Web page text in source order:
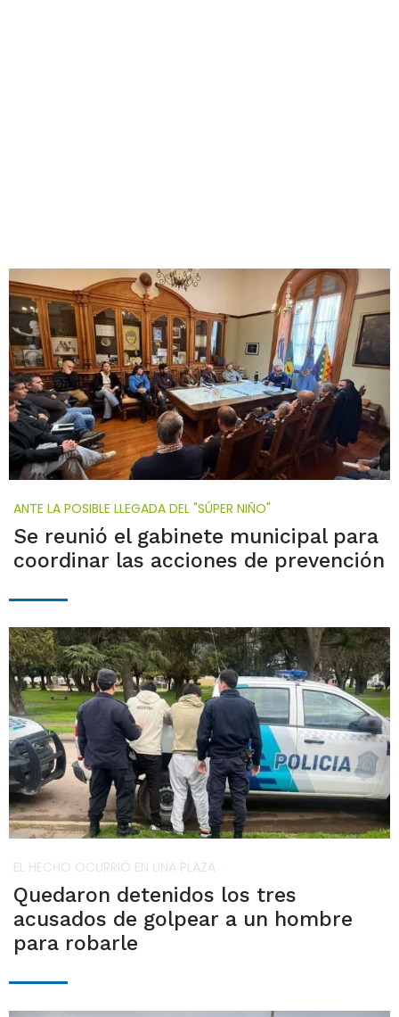
ANTE LA POSIBLE LLEGADA DEL "SÚPER NIÑO"
Se reunió el gabinete municipal para
coordinar las acciones de prevención
EL HECHO OCURRIÓ EN UNA PLAZA
Quedaron detenidos los tres
acusados de golpear a un hombre
para robarle